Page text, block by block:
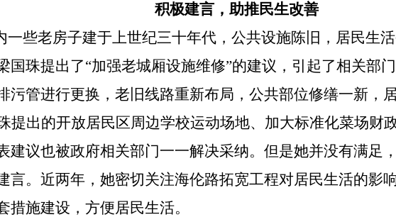
积极建言，助推民生改善
一些老房子建于上世纪三十年代，公共设施陈旧，居民生活
国珠提出了“加强老城厢设施维修”的建议，引起了相关部
污管进行更换，老旧线路重新布局，公共部位修缮一新，
提出的开放居民区周边学校运动场地、加大标准化菜场财
建议也被政府相关部门一一解决采纳。但是她并没有满足
言。近两年，她密切关注海伦路拓宽工程对居民生活的影
措施建设，方便居民生活。